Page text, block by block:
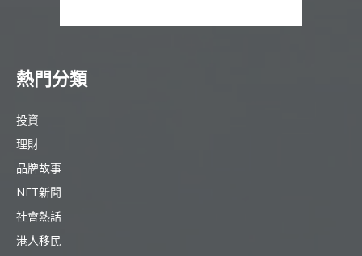
熱門分類
投資
理財
品牌故事
NFT新聞
社會熱話
港人移民